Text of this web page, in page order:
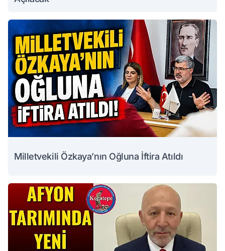
Milletvekili Özkaya’nın Oğluna İftira Atıldı